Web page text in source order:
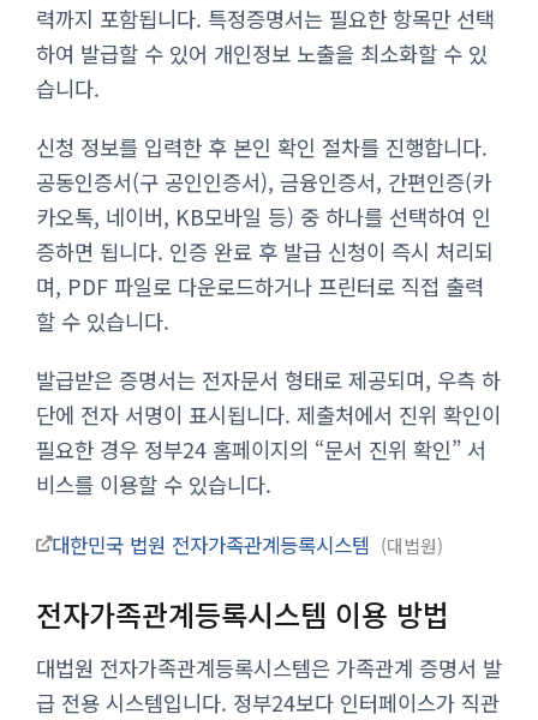
력까지 포함됩니다. 특정증명서는 필요한 항목만 선택
하여 발급할 수 있어 개인정보 노출을 최소화할 수 있
습니다.
신청 정보를 입력한 후 본인 확인 절차를 진행합니다.
공동인증서(구 공인인증서), 금융인증서, 간편인증(카
카오톡, 네이버, KB모바일 등) 중 하나를 선택하여 인
증하면 됩니다. 인증 완료 후 발급 신청이 즉시 처리되
며, PDF 파일로 다운로드하거나 프린터로 직접 출력
할 수 있습니다.
발급받은 증명서는 전자문서 형태로 제공되며, 우측 하
단에 전자 서명이 표시됩니다. 제출처에서 진위 확인이
필요한 경우 정부24 홈페이지의 “문서 진위 확인” 서
비스를 이용할 수 있습니다.
대한민국 법원 전자가족관계등록시스템 대법원
전자가족관계등록시스템 이용 방법
대법원 전자가족관계등록시스템은 가족관계 증명서 발
급 전용 시스템입니다. 정부24보다 인터페이스가 직관